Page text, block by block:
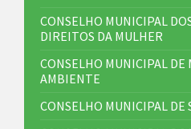
CONSELHO MUNICIPAL
DIREITOS DA MULHER
CONSELHO MUNICIPAL DE
AMBIENTE
CONSELHO MUNICIPAL DE